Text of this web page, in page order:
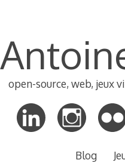
open-source, web, jeux
Blog